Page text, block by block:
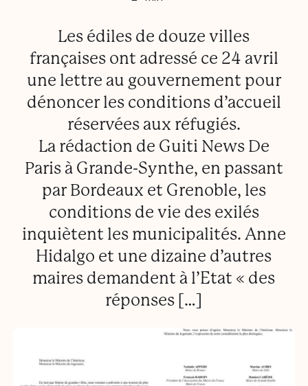
Les édiles de douze villes
françaises ont adressé ce 24 avril
une lettre au gouvernement pour
dénoncer les conditions d’accueil
réservées aux réfugiés.
La rédaction de Guiti News De
Paris à Grande-Synthe, en passant
par Bordeaux et Grenoble, les
conditions de vie des exilés
inquiètent les municipalités. Anne
Hidalgo et une dizaine d’autres
maires demandent à l’Etat « des
réponses […]